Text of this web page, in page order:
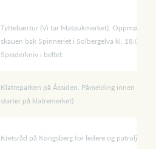
Tyttebærtur (Vi tar Mataukmerket). Oppmøte på
skauen bak Spinneriet i Solbergelva kl. 18.00.
Speiderkniv i beltet.
Klatreparken på Åssiden. Påmelding innen
starter på klatremerket)
Kretsråd på Kongsberg for ledere og